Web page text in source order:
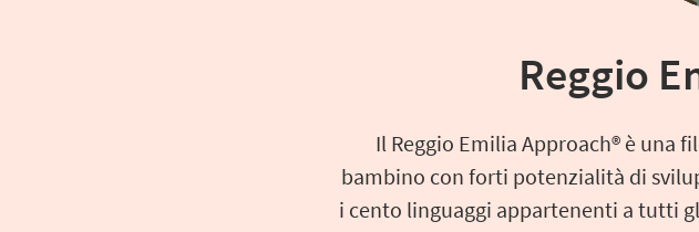
Reggio
Il Reggio Emilia Approach® è una
bambino con forti potenzialità di
i cento linguaggi appartenenti a tutti